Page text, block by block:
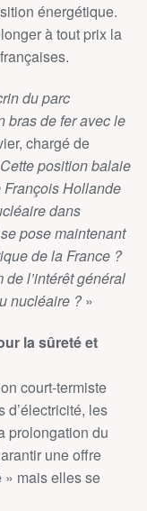
énergétique.
à tout prix la
du parc
bras de fer avec le
chargé de
Cette position balaie
François Hollande
dans
pose maintenant
de la France ?
l’intérêt général
nucléaire ? »
la sûreté et
court-termiste
d’électricité, les
prolongation du
une offre
» mais elles se